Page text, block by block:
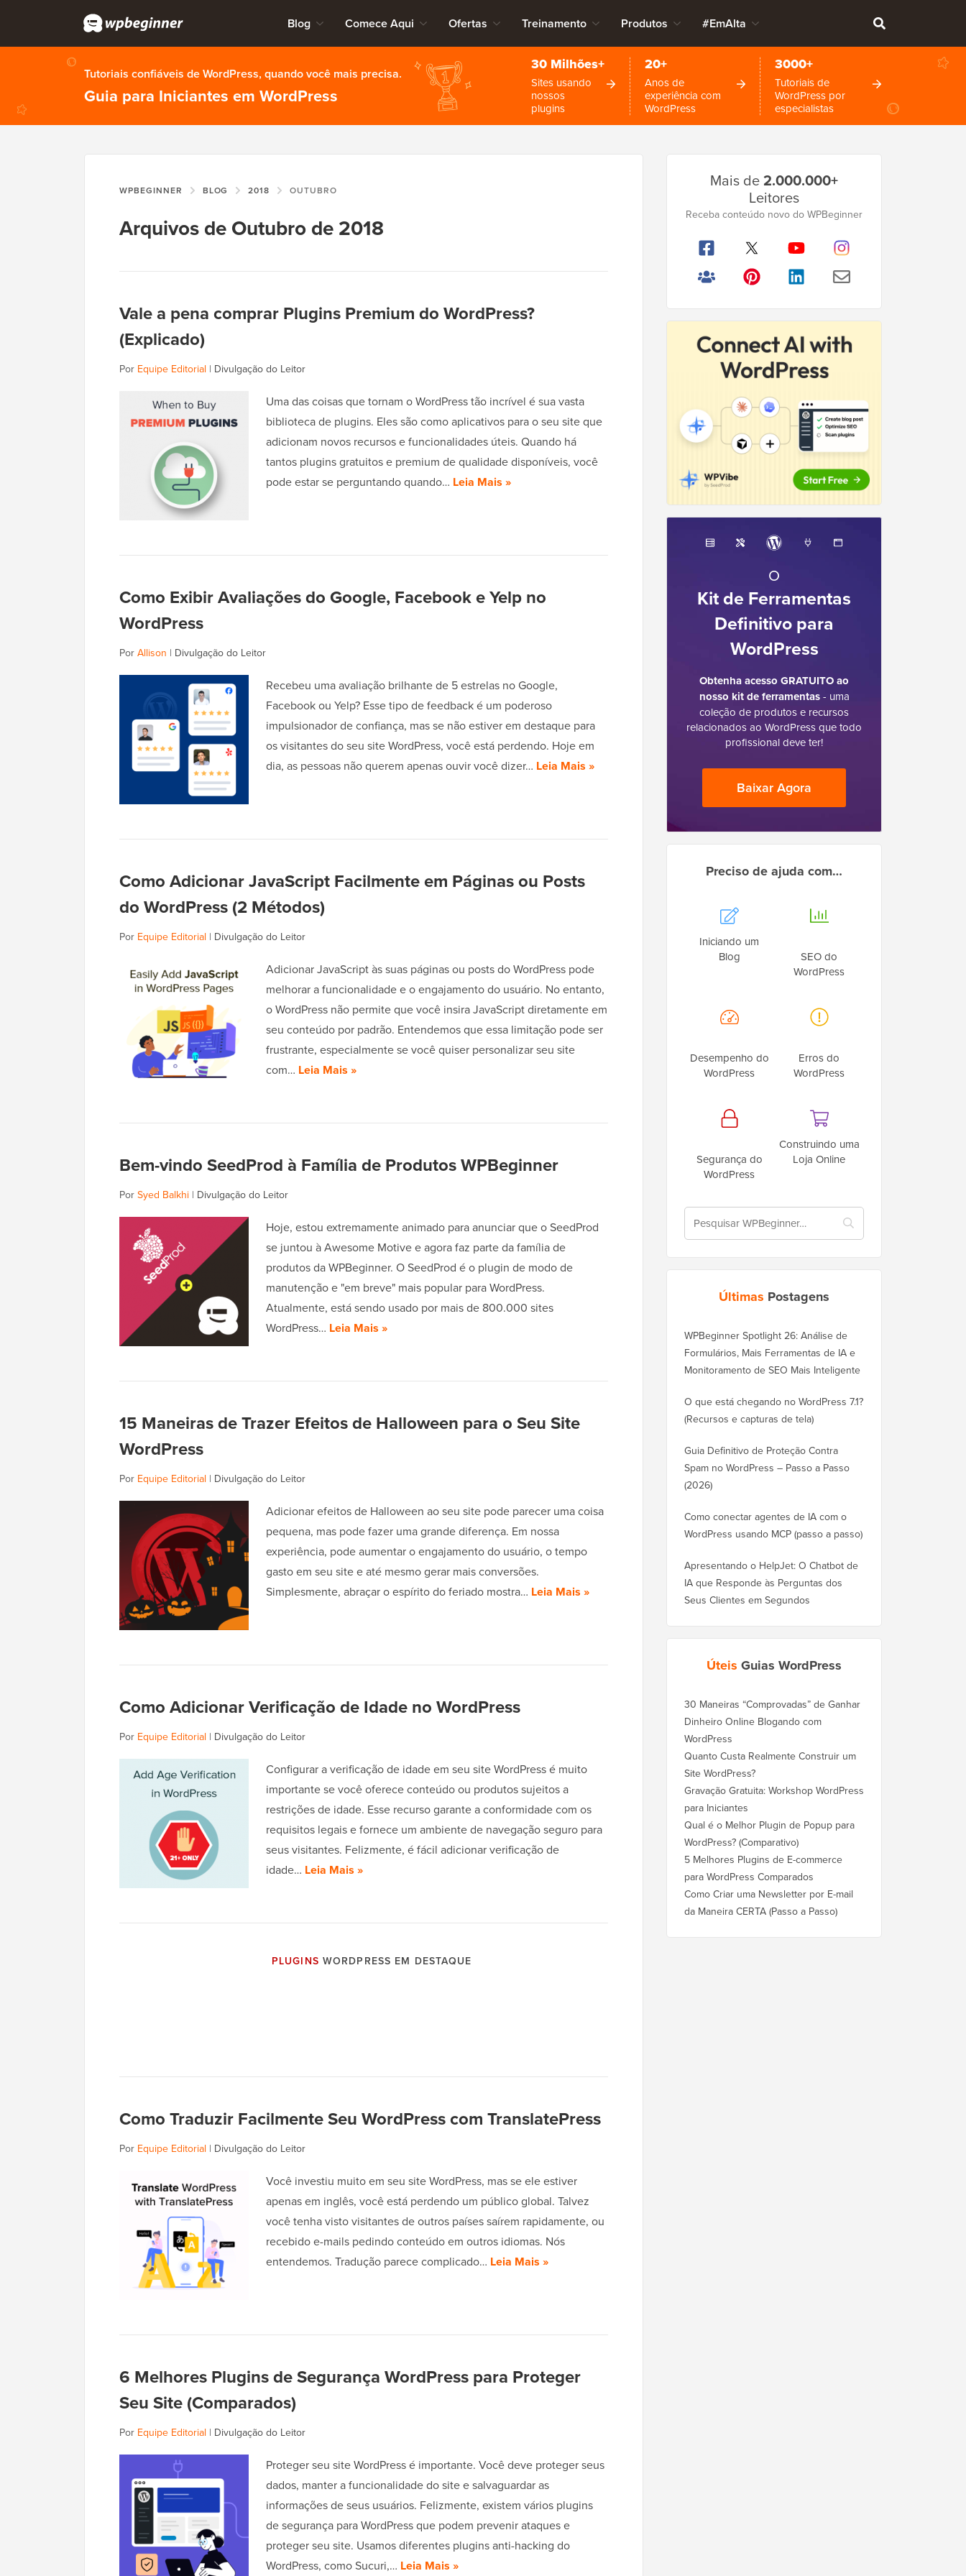
Blog Comece Aqui Ofertas Treinamento Produtos #EmAlta
Tutoriais confiáveis de WordPress, quando você mais precisa.
Guia para Iniciantes em WordPress
30 Milhões+
Sites usando
nossos
plugins
20+
Anos de
experiência com
WordPress
3000+
Tutoriais de
WordPress por
especialistas
WPBEGINNER BLOG 2018 OUTUBRO
Arquivos de Outubro de 2018
Vale a pena comprar Plugins Premium do WordPress?
(Explicado)
Por Equipe Editorial | Divulgação do Leitor
Uma das coisas que tornam o WordPress tão incrível é sua vasta
biblioteca de plugins. Eles são como aplicativos para o seu site que
adicionam novos recursos e funcionalidades úteis. Quando há
tantos plugins gratuitos e premium de qualidade disponíveis, você
pode estar se perguntando quando… Leia Mais »
Como Exibir Avaliações do Google, Facebook e Yelp no
WordPress
Por Allison | Divulgação do Leitor
Recebeu uma avaliação brilhante de 5 estrelas no Google,
Facebook ou Yelp? Esse tipo de feedback é um poderoso
impulsionador de confiança, mas se não estiver em destaque para
os visitantes do seu site WordPress, você está perdendo. Hoje em
dia, as pessoas não querem apenas ouvir você dizer… Leia Mais »
Como Adicionar JavaScript Facilmente em Páginas ou Posts
do WordPress (2 Métodos)
Por Equipe Editorial | Divulgação do Leitor
Adicionar JavaScript às suas páginas ou posts do WordPress pode
melhorar a funcionalidade e o engajamento do usuário. No entanto,
o WordPress não permite que você insira JavaScript diretamente em
seu conteúdo por padrão. Entendemos que essa limitação pode ser
frustrante, especialmente se você quiser personalizar seu site
com… Leia Mais »
Bem-vindo SeedProd à Família de Produtos WPBeginner
Por Syed Balkhi | Divulgação do Leitor
Hoje, estou extremamente animado para anunciar que o SeedProd
se juntou à Awesome Motive e agora faz parte da família de
produtos da WPBeginner. O SeedProd é o plugin de modo de
manutenção e "em breve" mais popular para WordPress.
Atualmente, está sendo usado por mais de 800.000 sites
WordPress… Leia Mais »
15 Maneiras de Trazer Efeitos de Halloween para o Seu Site
WordPress
Por Equipe Editorial | Divulgação do Leitor
Adicionar efeitos de Halloween ao seu site pode parecer uma coisa
pequena, mas pode fazer uma grande diferença. Em nossa
experiência, pode aumentar o engajamento do usuário, o tempo
gasto em seu site e até mesmo gerar mais conversões.
Simplesmente, abraçar o espírito do feriado mostra… Leia Mais »
Como Adicionar Verificação de Idade no WordPress
Por Equipe Editorial | Divulgação do Leitor
Configurar a verificação de idade em seu site WordPress é muito
importante se você oferece conteúdo ou produtos sujeitos a
restrições de idade. Esse recurso garante a conformidade com os
requisitos legais e fornece um ambiente de navegação seguro para
seus visitantes. Felizmente, é fácil adicionar verificação de
idade… Leia Mais »
PLUGINS WORDPRESS EM DESTAQUE
Como Traduzir Facilmente Seu WordPress com TranslatePress
Por Equipe Editorial | Divulgação do Leitor
Você investiu muito em seu site WordPress, mas se ele estiver
apenas em inglês, você está perdendo um público global. Talvez
você tenha visto visitantes de outros países saírem rapidamente, ou
recebido e-mails pedindo conteúdo em outros idiomas. Nós
entendemos. Tradução parece complicado… Leia Mais »
6 Melhores Plugins de Segurança WordPress para Proteger
Seu Site (Comparados)
Por Equipe Editorial | Divulgação do Leitor
Proteger seu site WordPress é importante. Você deve proteger seus
dados, manter a funcionalidade do site e salvaguardar as
informações de seus usuários. Felizmente, existem vários plugins
de segurança para WordPress que podem prevenir ataques e
proteger seu site. Usamos diferentes plugins anti-hacking do
WordPress, como Sucuri,… Leia Mais »
Lateral
Principal
Mais de2.000.000+
Leitores
Receba conteúdo novo do WPBeginner
O
Kit de Ferramentas
Definitivo para
WordPress
Obtenha acesso GRATUITO ao
nosso kit de ferramentas- uma
coleção de produtos e recursos
relacionados ao WordPress que todo
profissional deve ter!
Baixar Agora
Preciso de ajuda com…
Iniciando um
Blog
SEO do
WordPress
Desempenho do
WordPress
Erros do
WordPress
Segurança do
WordPress
Construindo uma
Loja Online
Últimas Postagens
WPBeginner Spotlight 26: Análise de
Formulários, Mais Ferramentas de IA e
Monitoramento de SEO Mais Inteligente
O que está chegando no WordPress 7.1?
(Recursos e capturas de tela)
Guia Definitivo de Proteção Contra
Spam no WordPress – Passo a Passo
(2026)
Como conectar agentes de IA com o
WordPress usando MCP (passo a passo)
Apresentando o HelpJet: O Chatbot de
IA que Responde às Perguntas dos
Seus Clientes em Segundos
Úteis Guias WordPress
30 Maneiras “Comprovadas” de Ganhar
Dinheiro Online Blogando com
WordPress
Quanto Custa Realmente Construir um
Site WordPress?
Gravação Gratuita: Workshop WordPress
para Iniciantes
Qual é o Melhor Plugin de Popup para
WordPress? (Comparativo)
5 Melhores Plugins de E-commerce
para WordPress Comparados
Como Criar uma Newsletter por E-mail
da Maneira CERTA (Passo a Passo)